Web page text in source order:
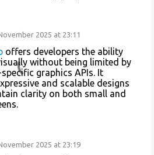
2025 at 23:11
offers developers the ability
without being limited by
graphics APIs. It
and scalable designs
clarity on both small and
2025 at 23:19